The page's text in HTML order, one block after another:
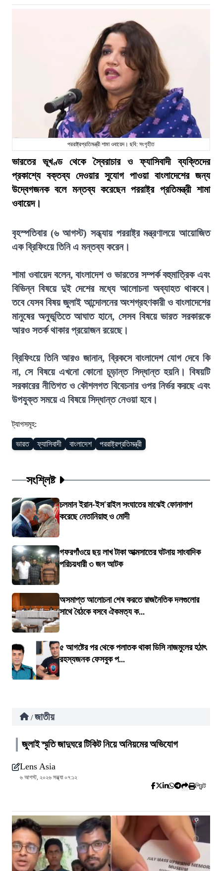
পররাষ্ট্রপ্রতিমন্ত্রী শামা ওবায়েদ। ছবি: সংগৃহীত
ভারতের ভূখণ্ড থেকে স্বৈরাচার ও ফ্যাসিবাদী ব্যক্তিদের
প্রকাশ্যে বক্তব্য দেওয়ার সুযোগ পাওয়া বাংলাদেশের জন্য
উদ্বেগজনক বলে মন্তব্য করেছেন পররাষ্ট্র প্রতিমন্ত্রী শামা
ওবায়েদ।
বৃহস্পতিবার (৬ আগস্ট) সন্ধ্যায় পররাষ্ট্র মন্ত্রণালয়ে আয়োজিত
এক ব্রিফিংয়ে তিনি এ মন্তব্য করেন।
শামা ওবায়েদ বলেন, বাংলাদেশ ও ভারতের সম্পর্ক বহুমাত্রিক এবং
বিভিন্ন বিষয়ে দুই দেশের মধ্যে আলোচনা অব্যাহত থাকবে।
তবে যেসব বিষয় জুলাই আন্দোলনের অংশগ্রহণকারী ও বাংলাদেশের
মানুষের অনুভূতিতে আঘাত হানে, সেসব বিষয়ে ভারত সরকারকে
আরও সতর্ক থাকার প্রয়োজন রয়েছে।
ব্রিফিংয়ে তিনি আরও জানান, ব্রিকসে বাংলাদেশ যোগ দেবে কি
না, সে বিষয়ে এখনো কোনো চূড়ান্ত সিদ্ধান্ত হয়নি। বিষয়টি
সরকারের নীতিগত ও কৌশলগত বিবেচনার ওপর নির্ভর করছে এবং
উপযুক্ত সময়ে এ বিষয়ে সিদ্ধান্ত নেওয়া হবে।
ট্যাগসমূহ:
ভারত ফ্যাসিবাদী বাংলাদেশ পররাষ্ট্রপ্রতিমন্ত্রী
সংশ্লিষ্ট
চলমান ইরান-ইস'রাইল সংঘাতের মাঝেই ফোনালাপ
করেছে নেতানিয়াহু ও মোদী
গফরগাঁওয়ে ছয় লাখ টাকা আত্মসাতের ঘটনায় সাংবাদিক
পরিচয়ধারী ৩ জন আটক
অসমাপ্ত আলোচনা শেষ করতে রাজনৈতিক দলগুলোর
সাথে বৈঠকে বসবে ঐকমত্য ক...
৫ আগষ্টের পর থেকে পলাতক থাকা ডিসি নাজমুলের হঠাৎ
রহস্যজনক ফেসবুক প...
/ জাতীয়
জুলাই স্মৃতি জাদুঘরে টিকিট নিয়ে অনিয়মের অভিযোগ
Lens Asia
৬ আগস্ট, ২০২৬ সন্ধ্যা ০৭:১২
প্রিন্ট